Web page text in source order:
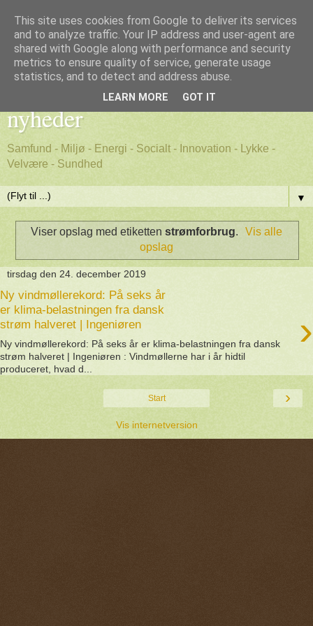
Godt nyt - positive, gode
nyheder
Samfund - Miljø - Energi - Socialt - Innovation - Lykke -
Velvære - Sundhed
▼
Viser opslag med etiketten strømforbrug.
Vis alle
opslag
tirsdag den 24. december 2019
Ny vindmøllerekord: På seks år
er klima-belastningen fra dansk
strøm halveret | Ingeniøren
›
Ny vindmøllerekord: På seks år er klima-belastningen fra dansk
strøm halveret | Ingeniøren : Vindmøllerne har i år hidtil
produceret, hvad d...
›
Start
Vis internetversion
This site uses cookies from Google to deliver its services
and to analyze traffic. Your IP address and user-agent are
shared with Google along with performance and security
metrics to ensure quality of service, generate usage
statistics, and to detect and address abuse.
LEARN MORE GOT IT